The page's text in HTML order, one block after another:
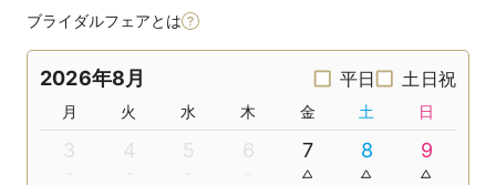
ブライダルフェアとは
2026年8月 平日 土日祝
月 火 水 木 金 土 日
3 4 5 6 7 8 9